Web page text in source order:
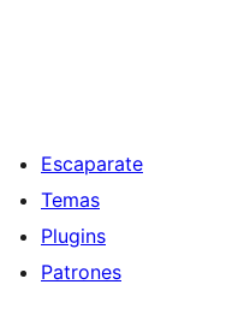
Escaparate
Temas
Plugins
Patrones